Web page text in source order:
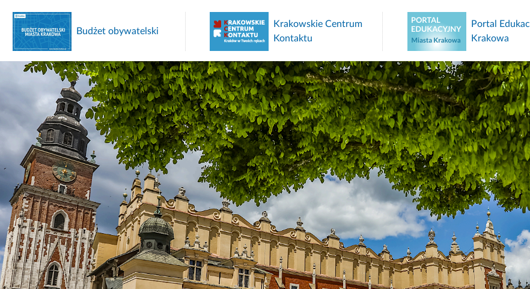
Budżet obywatelski
Krakowskie Centrum
Kontaktu
Portal
Krakowa